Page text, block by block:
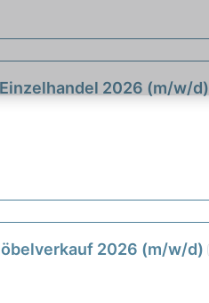
2026 (m/w/d)
2026 (m/w/d)